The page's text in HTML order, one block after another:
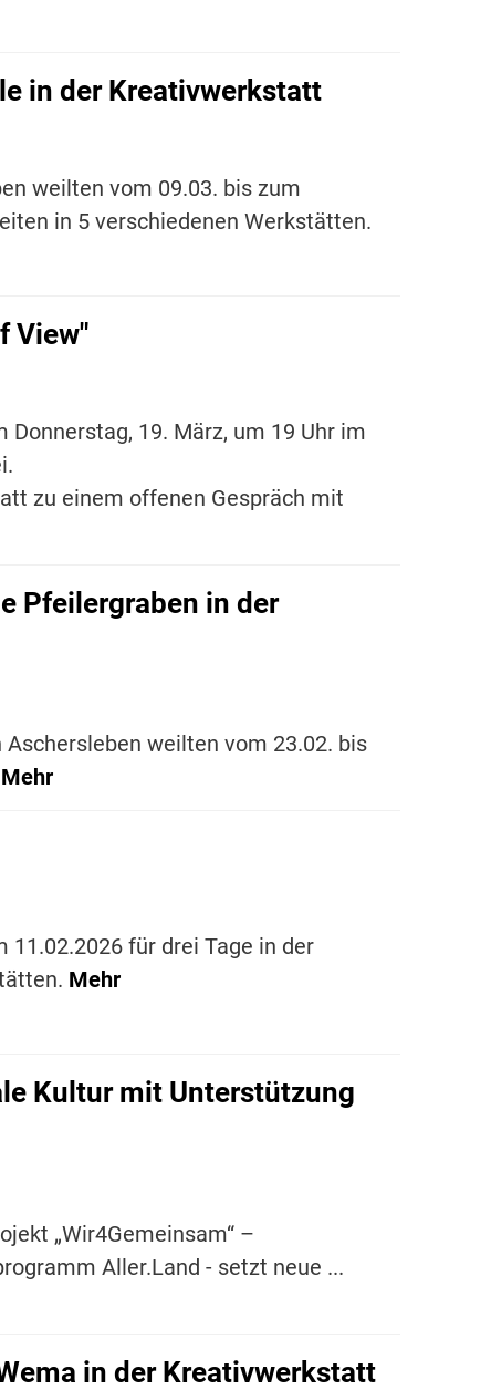
in der Kreativwerkstatt
weilten vom 09.03. bis zum
in 5 verschiedenen Werkstätten.
View"
19. März, um 19 Uhr im
zu einem offenen Gespräch mit
Pfeilergraben in der
weilten vom 23.02. bis
Mehr
11.02.2026 für drei Tage in der
Mehr
Kultur mit Unterstützung
„Wir4Gemeinsam“ –
Aller.Land - setzt neue ...
in der Kreativwerkstatt